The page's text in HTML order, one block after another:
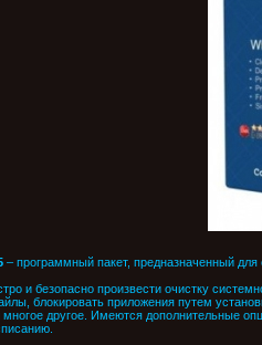
– программный пакет, предназначенный для
и безопасно произвести очистку
блокировать приложения путем
многое другое. Имеются дополнительные